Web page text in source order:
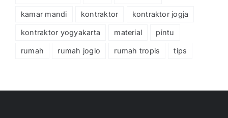
kamar mandi kontraktor kontraktor jogja
kontraktor yogyakarta material pintu
rumah rumah joglo rumah tropis tips